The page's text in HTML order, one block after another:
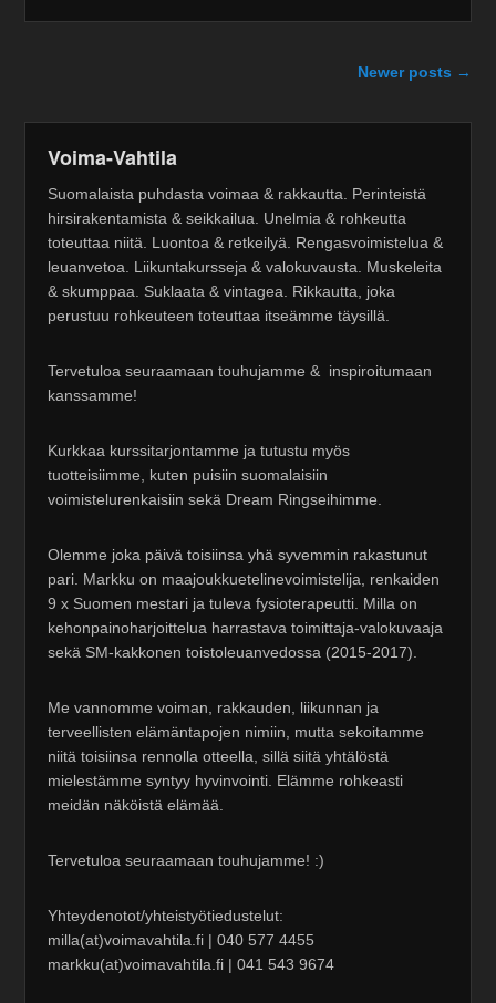
Newer posts →
Voima-Vahtila
Suomalaista puhdasta voimaa & rakkautta. Perinteistä
hirsirakentamista & seikkailua. Unelmia & rohkeutta
toteuttaa niitä. Luontoa & retkeilyä. Rengasvoimistelua &
leuanvetoa. Liikuntakursseja & valokuvausta. Muskeleita
& skumppaa. Suklaata & vintagea. Rikkautta, joka
perustuu rohkeuteen toteuttaa itseämme täysillä.
Tervetuloa seuraamaan touhujamme & inspiroitumaan
kanssamme!
Kurkkaa kurssitarjontamme ja tutustu myös
tuotteisiimme, kuten puisiin suomalaisiin
voimistelurenkaisiin sekä Dream Ringseihimme.
Olemme joka päivä toisiinsa yhä syvemmin rakastunut
pari. Markku on maajoukkuetelinevoimistelija, renkaiden
9 x Suomen mestari ja tuleva fysioterapeutti. Milla on
kehonpainoharjoittelua harrastava toimittaja-valokuvaaja
sekä SM-kakkonen toistoleuanvedossa (2015-2017).
Me vannomme voiman, rakkauden, liikunnan ja
terveellisten elämäntapojen nimiin, mutta sekoitamme
niitä toisiinsa rennolla otteella, sillä siitä yhtälöstä
mielestämme syntyy hyvinvointi. Elämme rohkeasti
meidän näköistä elämää.
Tervetuloa seuraamaan touhujamme! :)
Yhteydenotot/yhteistyötiedustelut:
milla(at)voimavahtila.fi | 040 577 4455
markku(at)voimavahtila.fi | 041 543 9674